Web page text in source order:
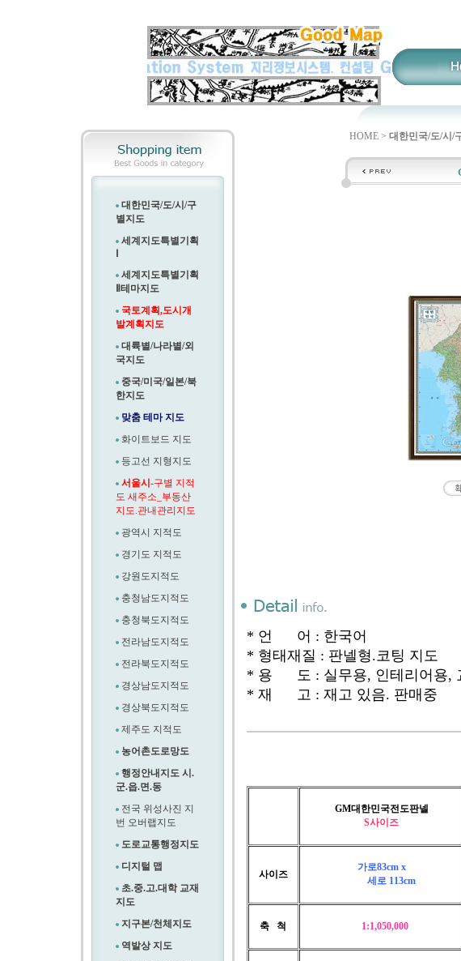
대한민국/도/시/구
별지도
세계지도특별기획
세계지도특별기획
테마지도
국토계획,도시개
발계획지도
대륙별/나라별/외
국지도
중국/미국/일본/북
한지도
맞춤 테마 지도
화이트보드 지도
등고선 지형지도
서울시 -구별 지적
도 새주소_부동산
지도.관내관리지도
광역시 지적도
경기도 지적도
강원도지적도
충청남도지적도
충청북도지적도
전라남도지적도
전라북도지적도
경상남도지적도
경상북도지적도
제주도 지적도
농어촌도로망도
행정안내지도 시.
군.읍.면.동
전국 위성사진 지
번 오버랩지도
도로교통행정지도
디지털 맵
초.중.고.대학 교재
지도
지구본/천체지도
역발상 지도
HOME > 대한민국/도/시/
* 언 어 : 한국어
* 형태재질 : 판넬형.코팅 지도
* 용 도 : 실무용, 인테리어용,
* 재 고 : 재고 있음. 판매중
GM대한민국전도판넬
S사이즈
사이즈
가로83cm x
세로 113cm
축 척 1:1,050,000